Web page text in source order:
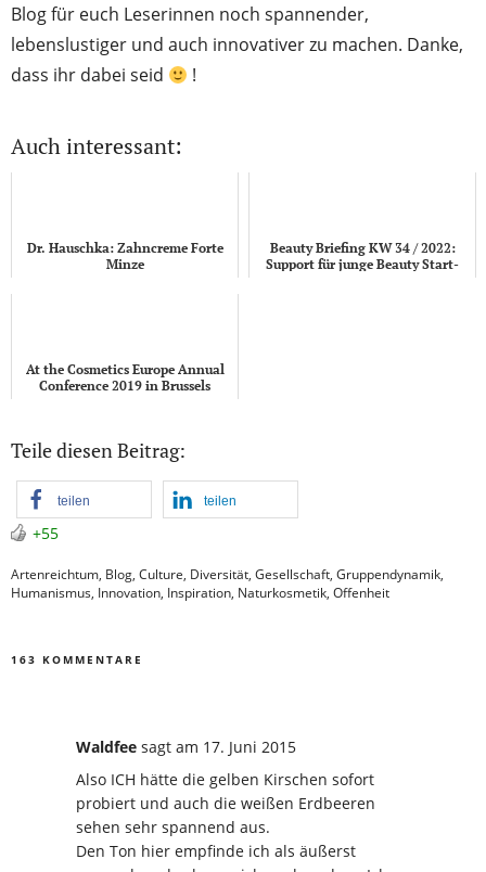
Blog für euch Leserinnen noch spannender,
lebenslustiger und auch innovativer zu machen. Danke,
dass ihr dabei seid
!
Auch interessant:
Dr. Hauschka: Zahncreme Forte
Minze
Beauty Briefing KW 34 / 2022:
Support für junge Beauty Start-
At the Cosmetics Europe Annual
Conference 2019 in Brussels
Teile diesen Beitrag:
teilen teilen
+55
Artenreichtum, Blog, Culture, Diversität, Gesellschaft, Gruppendynamik,
Humanismus, Innovation, Inspiration, Naturkosmetik, Offenheit
163 KOMMENTARE
Waldfee sagt am 17. Juni 2015
Also ICH hätte die gelben Kirschen sofort
probiert und auch die weißen Erdbeeren
sehen sehr spannend aus.
Den Ton hier empfinde ich als äußerst